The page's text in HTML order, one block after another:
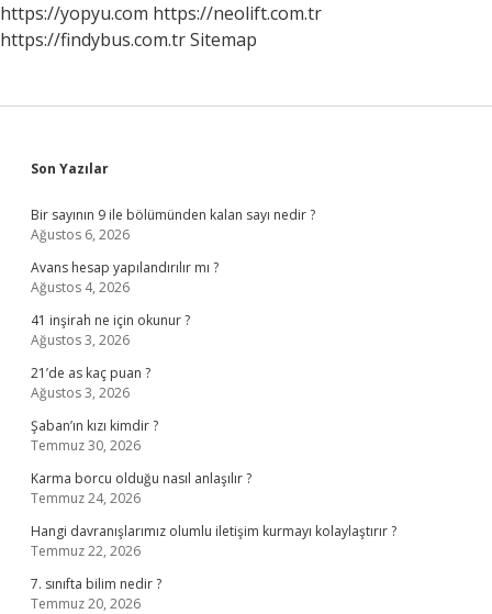
https://yopyu.com https://neolift.com.tr
https://findybus.com.trSitemap
Sidebar
Son Yazılar
Bir sayının 9 ile bölümünden kalan sayı nedir ?
Ağustos 6, 2026
Avans hesap yapılandırılır mı ?
Ağustos 4, 2026
41 inşirah ne için okunur ?
Ağustos 3, 2026
21’de as kaç puan ?
Ağustos 3, 2026
Şaban’ın kızı kimdir ?
Temmuz 30, 2026
Karma borcu olduğu nasıl anlaşılır ?
Temmuz 24, 2026
Hangi davranışlarımız olumlu iletişim kurmayı kolaylaştırır ?
Temmuz 22, 2026
7. sınıfta bilim nedir ?
Temmuz 20, 2026